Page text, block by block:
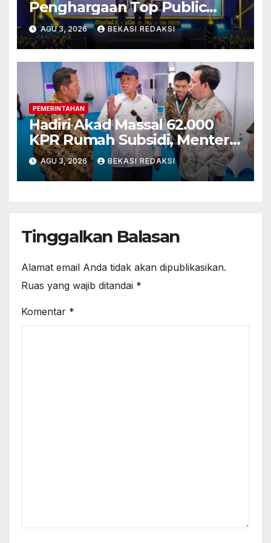
Penghargaan Top Public
Service App Lewat Aplikasi
Sentuh Tanahku
AGU 3, 2026 BEKASI REDAKSI
PEMERINTAHAN
Hadiri Akad Massal 62.000
KPR Rumah Subsidi, Menteri
Nusron: Legalitas Tanah Beri
Kepastian bagi Masyarakat
AGU 3, 2026 BEKASI REDAKSI
Tinggalkan Balasan
Alamat email Anda tidak akan dipublikasikan.
Ruas yang wajib ditandai *
Komentar *